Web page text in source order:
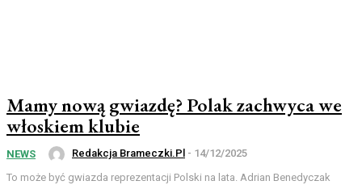
Mamy nową gwiazdę? Polak zachwyca we
włoskiem klubie
NEWS Redakcja Brameczki.pl - 14/12/2025
To może być gwiazda reprezentacji Polski na lata. Adrian Benedyczak